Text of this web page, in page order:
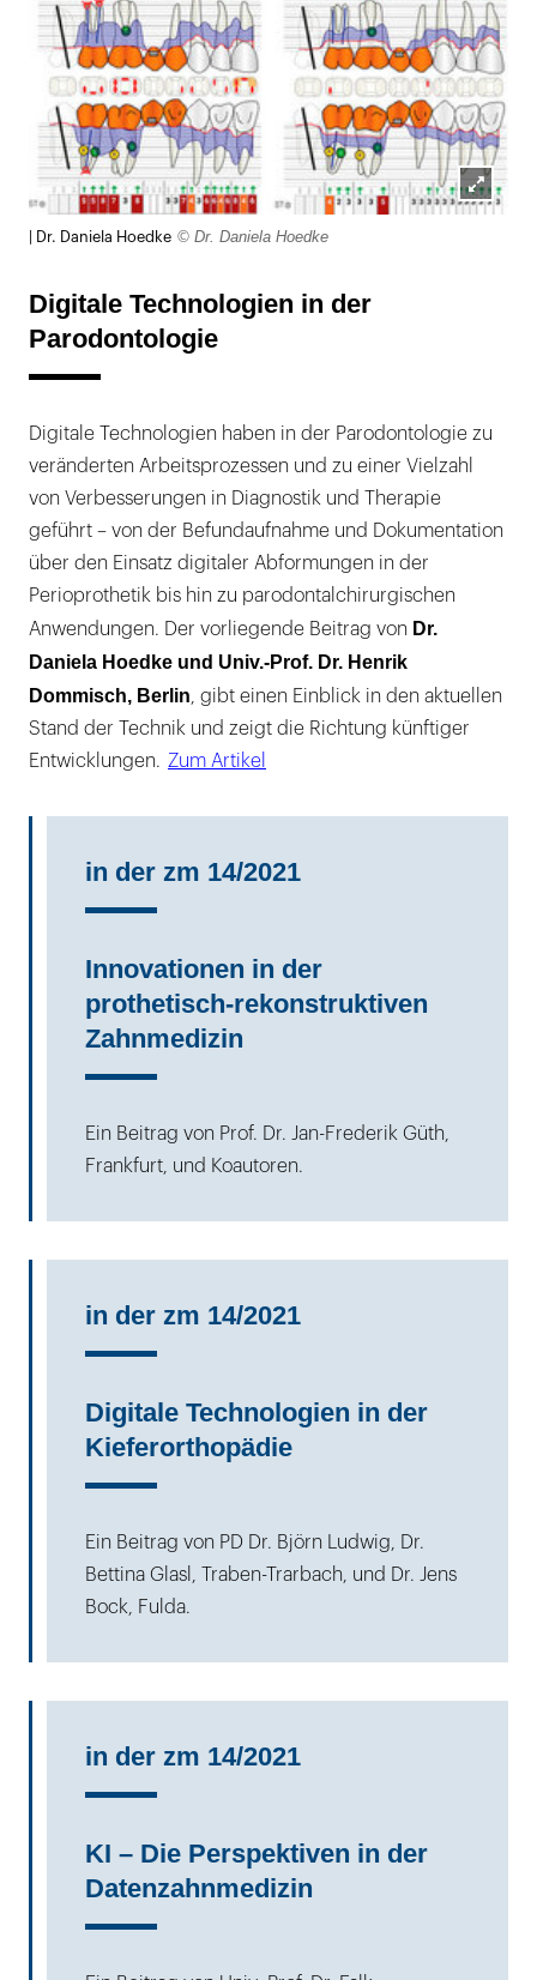
| Dr. Daniela Hoedke © Dr. Daniela Hoedke
Digitale Technologien in der
Parodontologie
Digitale Technologien haben in der Parodontologie zu
veränderten Arbeitsprozessen und zu einer Vielzahl
von Verbesserungen in Diagnostik und Therapie
geführt – von der Befundaufnahme und Dokumentation
über den Einsatz digitaler Abformungen in der
Perioprothetik bis hin zu parodontalchirurgischen
Anwendungen. Der vorliegende Beitrag von Dr.
Daniela Hoedke und Univ.-Prof. Dr. Henrik
Dommisch, Berlin , gibt einen Einblick in den aktuellen
Stand der Technik und zeigt die Richtung künftiger
Entwicklungen. Zum Artikel
in der zm 14/2021
Innovationen in der
prothetisch-rekonstruktiven
Zahnmedizin
Ein Beitrag von Prof. Dr. Jan-Frederik Güth,
Frankfurt, und Koautoren.
in der zm 14/2021
Digitale Technologien in der
Kieferorthopädie
Ein Beitrag von PD Dr. Björn Ludwig, Dr.
Bettina Glasl, Traben-Trarbach, und Dr. Jens
Bock, Fulda.
in der zm 14/2021
KI – Die Perspektiven in der
Datenzahnmedizin